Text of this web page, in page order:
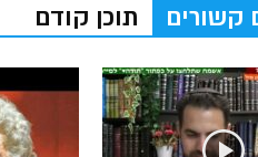
קשורים תוכן קודם